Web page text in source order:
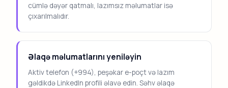
cümlə dəyər qatmalı, lazımsız məlumatlar isə
çıxarılmalıdır.
Əlaqə məlumatlarını yeniləyin
Aktiv telefon (+994), peşəkar e-poçt və lazım
gəldikdə LinkedIn profili əlavə edin. Səhv əlaqə